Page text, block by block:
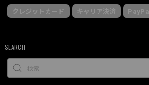
クレジットカード キャリア決済 PayPal
SEARCH